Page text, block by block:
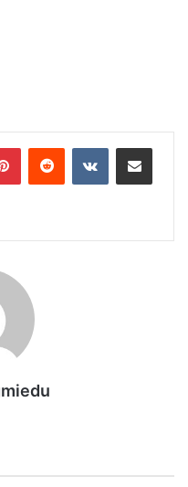
PinterestReddit VKontakteShare via Email